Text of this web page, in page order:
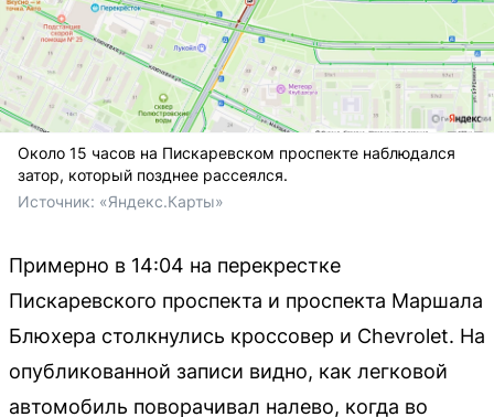
Около 15 часов на Пискаревском проспекте наблюдался
затор, который позднее рассеялся.
Источник: «Яндекс.Карты»
Примерно в 14:04 на перекрестке
Пискаревского проспекта и проспекта Маршала
Блюхера столкнулись кроссовер и Chevrolet. На
опубликованной записи видно, как легковой
автомобиль поворачивал налево, когда во